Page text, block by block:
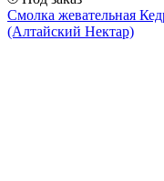
Смолка жевательная
(Алтайский Нектар)